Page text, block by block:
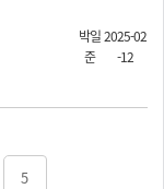
박일
준
2025-02
-12
5